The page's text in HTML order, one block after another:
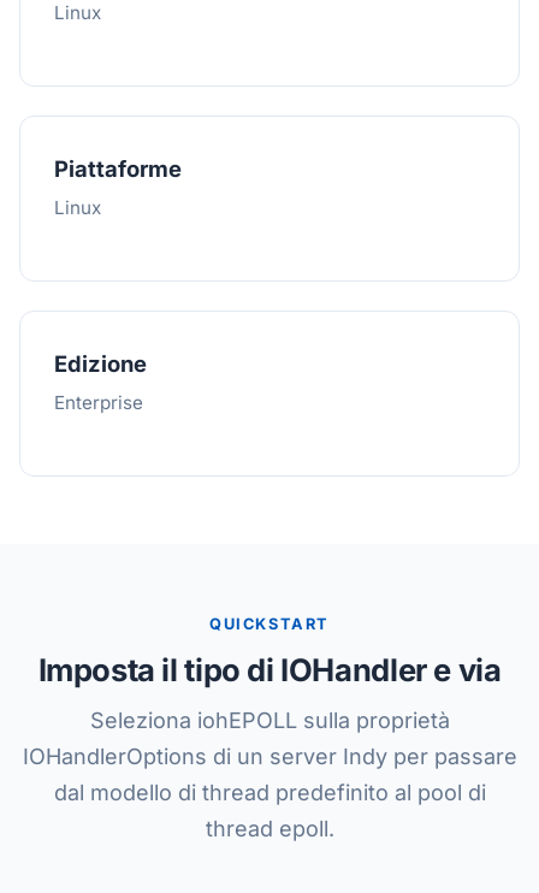
Linux
Piattaforme
Linux
Edizione
Enterprise
QUICKSTART
Imposta il tipo di IOHandler e via
Seleziona iohEPOLL sulla proprietà
IOHandlerOptions di un server Indy per passare
dal modello di thread predefinito al pool di
thread epoll.